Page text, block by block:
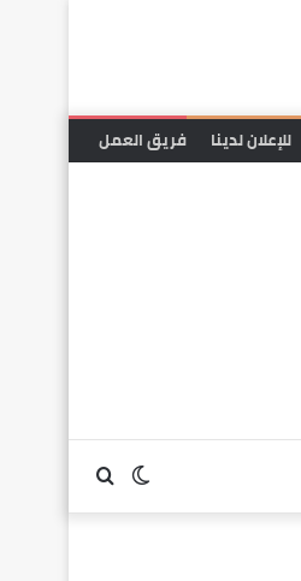
للإعلان لدينا فريق العمل